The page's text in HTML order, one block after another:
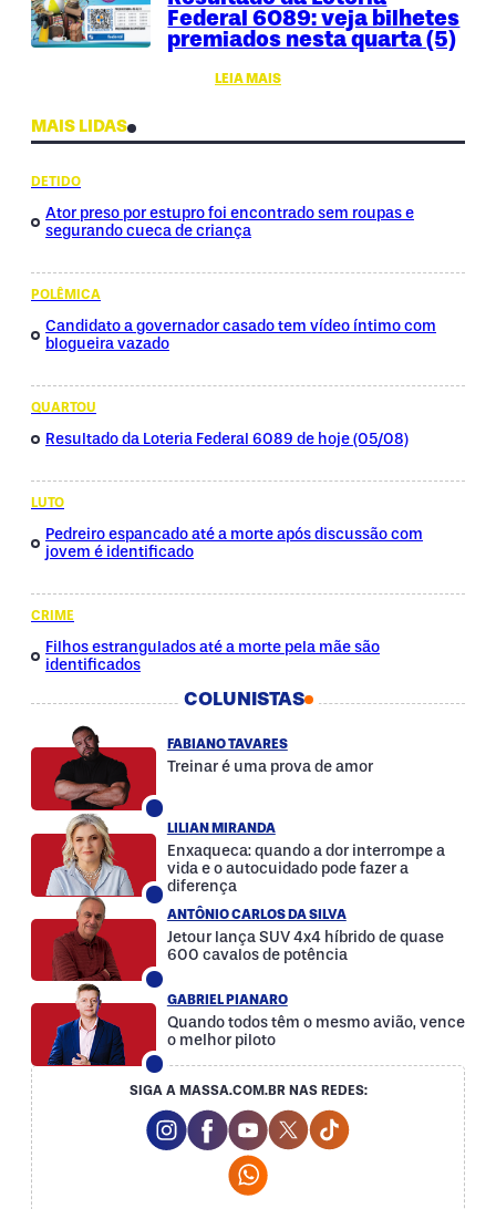
Federal 6089: veja bilhetes
premiados nesta quarta (5)
LEIA MAIS
MAIS LIDAS
DETIDO
Ator preso por estupro foi encontrado sem roupas e
segurando cueca de criança
POLÊMICA
Candidato a governador casado tem vídeo íntimo com
blogueira vazado
QUARTOU
Resultado da Loteria Federal 6089 de hoje (05/08)
LUTO
Pedreiro espancado até a morte após discussão com
jovem é identificado
CRIME
Filhos estrangulados até a morte pela mãe são
identificados
COLUNISTAS
FABIANO TAVARES
Treinar é uma prova de amor
LILIAN MIRANDA
Enxaqueca: quando a dor interrompe a
vida e o autocuidado pode fazer a
diferença
ANTÔNIO CARLOS DA SILVA
Jetour lança SUV 4x4 híbrido de quase
600 cavalos de potência
GABRIEL PIANARO
Quando todos têm o mesmo avião, vence
o melhor piloto
SIGA A MASSA.COM.BR NAS REDES:
Instagram Social Media
Facebook Social Media
Youtube Social Media
Twitter Social Media
Tiktok Social